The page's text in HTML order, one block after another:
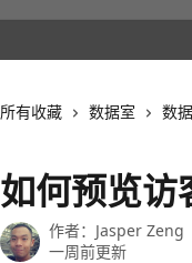
所有收藏 数据室 数
如何预览访
作者： Jasper Zeng
一周前更新